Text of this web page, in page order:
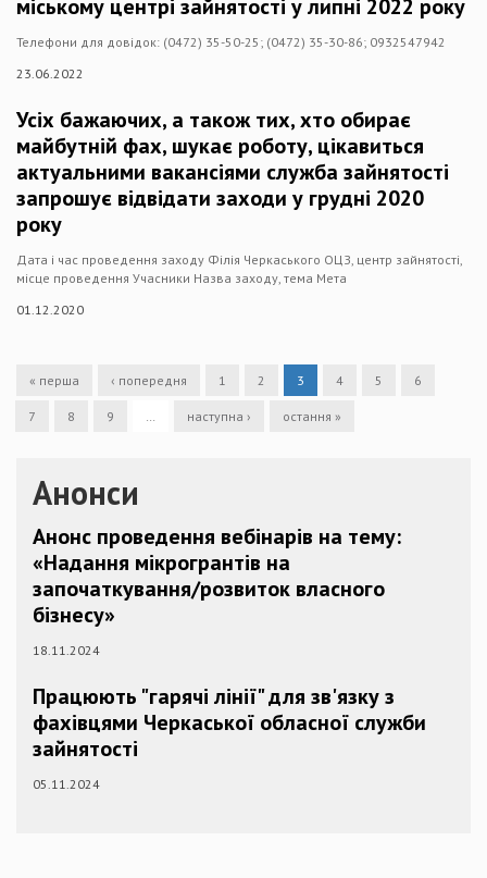
міському центрі зайнятості у липні 2022 року
Телефони для довідок: (0472) 35-50-25; (0472) 35-30-86; 0932547942
23.06.2022
Усіх бажаючих, а також тих, хто обирає
майбутній фах, шукає роботу, цікавиться
актуальними вакансіями служба зайнятості
запрошує відвідати заходи у грудні 2020
року
Дата і час проведення заходу Філія Черкаського ОЦЗ, центр зайнятості,
місце проведення Учасники Назва заходу, тема Мета
01.12.2020
« перша ‹ попередня 1 2 3 4 5 6
7 8 9 наступна › остання »
Анонси
Анонс проведення вебінарів на тему:
«Надання мікрогрантів на
започаткування/розвиток власного
бізнесу»
18.11.2024
Працюють "гарячі лінії" для зв'язку з
фахівцями Черкаської обласної служби
зайнятості
05.11.2024